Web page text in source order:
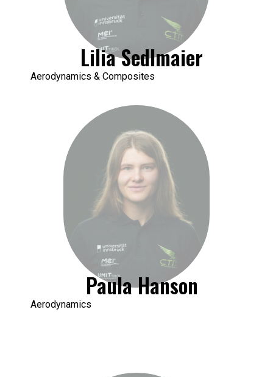
Lilia Sedlmaier
Aerodynamics & Composites
Paula Hanson
Aerodynamics